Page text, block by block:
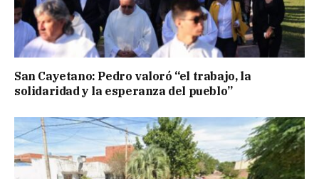
San Cayetano: Pedro valoró “el trabajo, la
solidaridad y la esperanza del pueblo”